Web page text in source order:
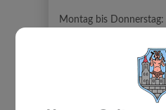
Montag bis
Sprechstunden des